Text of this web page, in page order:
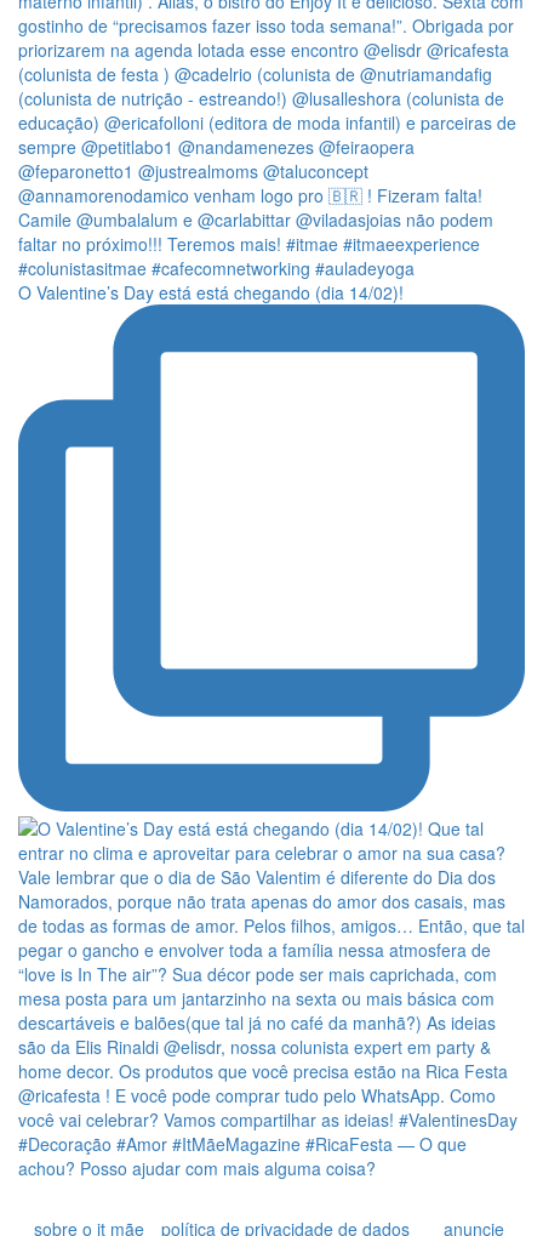
O Valentine’s Day está está chegando (dia 14/02)!
sobre o it mãe política de privacidade de dados anuncie